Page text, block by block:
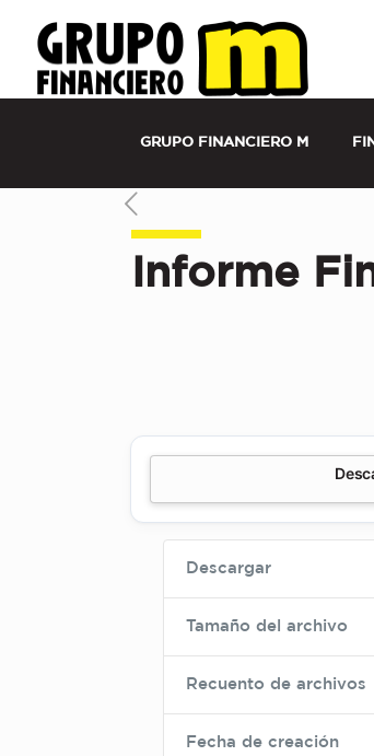
Seguros
GRUPO FINANCIERO M
Informe
Descargar
Tamaño del archivo
Recuento de archivos
Fecha de creación